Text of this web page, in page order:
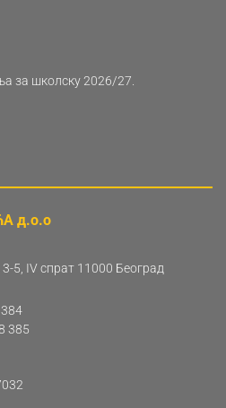
за школску 2026/27.
д.о.о
5, IV спрат 11000 Београд
385